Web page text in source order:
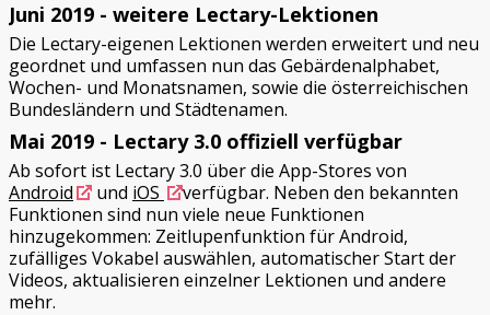
Juni 2019 - weitere Lectary-Lektionen
Die Lectary-eigenen Lektionen werden erweitert und neu
geordnet und umfassen nun das Gebärdenalphabet,
Wochen- und Monatsnamen, sowie die österreichischen
Bundesländern und Städtenamen.
Mai 2019 - Lectary 3.0 offiziell verfügbar
Ab sofort ist Lectary 3.0 über die App-Stores von
Android
und iOS
verfügbar. Neben den bekannten
Funktionen sind nun viele neue Funktionen
hinzugekommen: Zeitlupenfunktion für Android,
zufälliges Vokabel auswählen, automatischer Start der
Videos, aktualisieren einzelner Lektionen und andere
mehr.